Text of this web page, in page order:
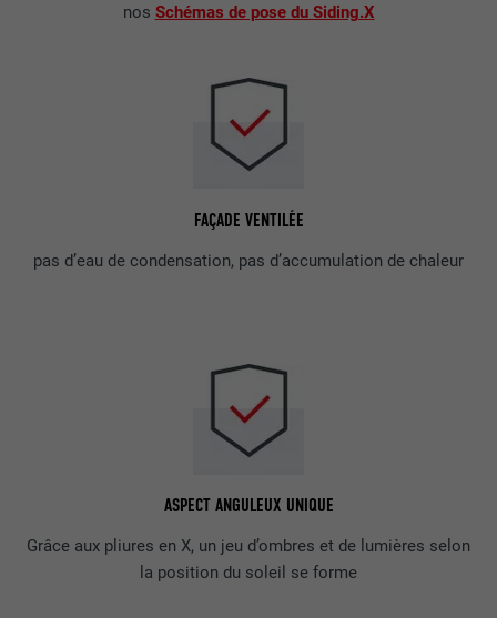
nos Schémas de pose du Siding.X
FAÇADE VENTILÉE
pas d’eau de condensation, pas d’accumulation de chaleur
ASPECT ANGULEUX UNIQUE
Grâce aux pliures en X, un jeu d’ombres et de lumières selon
la position du soleil se forme